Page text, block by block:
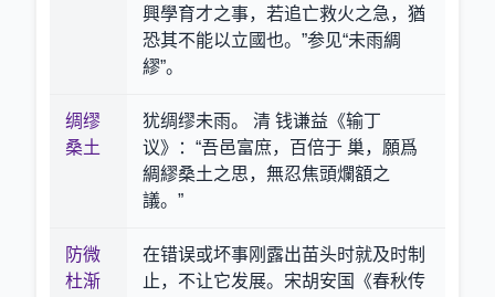
興學育才之事，若追亡救火之急，猶
恐其不能以立國也。”参见“未雨綢
繆”。
绸缪
桑土
犹绸缪未雨。 清 钱谦益《输丁
议》：“吾邑富庶，百倍于 巢，願爲
綢繆桑土之思，無忍焦頭爛額之
議。”
防微
杜渐
在错误或坏事刚露出苗头时就及时制
止，不让它发展。宋胡安国《春秋传